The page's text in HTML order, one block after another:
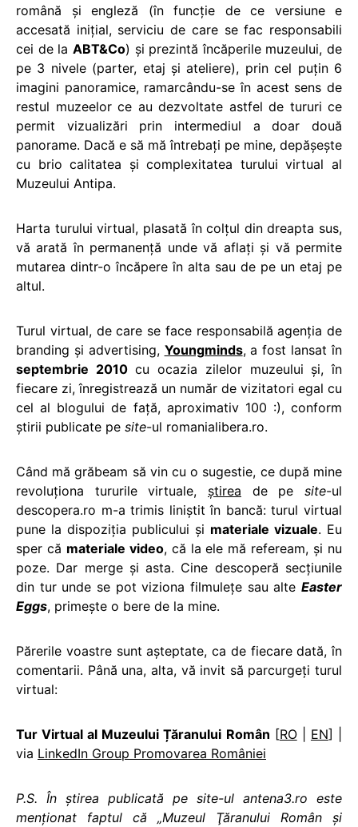
română și engleză (în funcție de ce versiune e
accesată inițial, serviciu de care se fac responsabili
cei de la ABT&Co) și prezintă încăperile muzeului, de
pe 3 nivele (parter, etaj și ateliere), prin cel puțin 6
imagini panoramice, ramarcându-se în acest sens de
restul muzeelor ce au dezvoltate astfel de tururi ce
permit vizualizări prin intermediul a doar două
panorame. Dacă e să mă întrebați pe mine, depășește
cu brio calitatea și complexitatea turului virtual al
Muzeului Antipa.
Harta turului virtual, plasată în colțul din dreapta sus,
vă arată în permanență unde vă aflați și vă permite
mutarea dintr-o încăpere în alta sau de pe un etaj pe
altul.
Turul virtual, de care se face responsabilă agenția de
branding și advertising, Youngminds, a fost lansat în
septembrie 2010cu ocazia zilelor muzeului și, în
fiecare zi, înregistrează un număr de vizitatori egal cu
cel al blogului de față, aproximativ 100 :), conform
știrii publicate pe site-ul romanialibera.ro.
Când mă grăbeam să vin cu o sugestie, ce după mine
revoluționa tururile virtuale, știrea de pe site-ul
descopera.ro m-a trimis liniștit în bancă: turul virtual
pune la dispoziția publicului și materiale vizuale. Eu
sper că materiale video, că la ele mă refeream, și nu
poze. Dar merge și asta. Cine descoperă secțiunile
din tur unde se pot viziona filmulețe sau alte Easter
Eggs, primește o bere de la mine.
Părerile voastre sunt așteptate, ca de fiecare dată, în
comentarii. Până una, alta, vă invit să parcurgeți turul
virtual:
Tur Virtual al Muzeului Țăranului Român [RO| EN] |
via LinkedIn Group Promovarea României
P.S. În știrea publicată pe site-ul antena3.ro este
menționat faptul că „Muzeul Ţăranului Român şi